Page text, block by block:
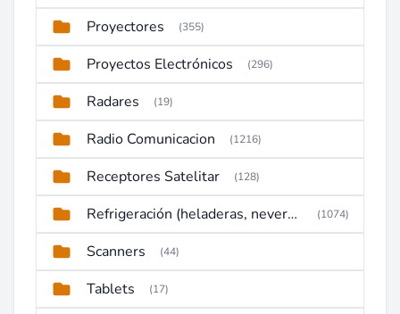
Proyectores (355)
Proyectos Electrónicos (296)
Radares (19)
Radio Comunicacion (1216)
Receptores Satelitar (128)
Refrigeración (heladeras, neveras, congeladores) (1074)
Scanners (44)
Tablets (17)